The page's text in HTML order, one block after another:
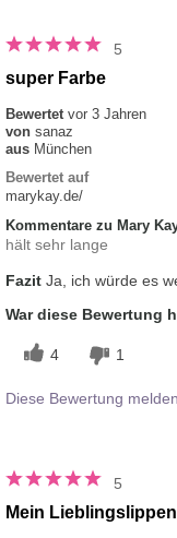
5
super Farbe
Bewertet vor 3 Jahren
von sanaz
aus München
Bewertet auf
marykay.de/
Kommentare zu Mary
hält sehr lange
Fazit Ja, ich würde es
War diese Bewertung
4 1
Diese Bewertung melden
5
Mein